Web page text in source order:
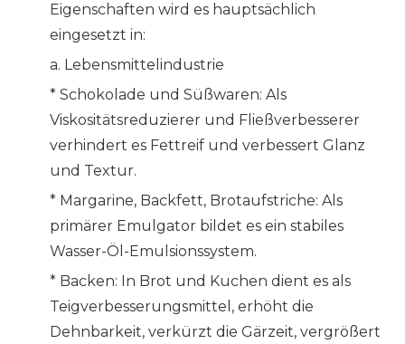
Eigenschaften wird es hauptsächlich
eingesetzt in:
a. Lebensmittelindustrie
* Schokolade und Süßwaren: Als
Viskositätsreduzierer und Fließverbesserer
verhindert es Fettreif und verbessert Glanz
und Textur.
* Margarine, Backfett, Brotaufstriche: Als
primärer Emulgator bildet es ein stabiles
Wasser-Öl-Emulsionssystem.
* Backen: In Brot und Kuchen dient es als
Teigverbesserungsmittel, erhöht die
Dehnbarkeit, verkürzt die Gärzeit, vergrößert